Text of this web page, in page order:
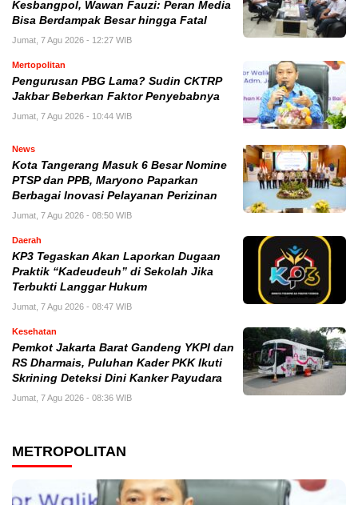
Kesbangpol, Wawan Fauzi: Peran Media
Bisa Berdampak Besar hingga Fatal
Jumat, 7 Agu 2026 - 12:27 WIB
Mertopolitan
Pengurusan PBG Lama? Sudin CKTRP
Jakbar Beberkan Faktor Penyebabnya
Jumat, 7 Agu 2026 - 10:44 WIB
News
Kota Tangerang Masuk 6 Besar Nomine
PTSP dan PPB, Maryono Paparkan
Berbagai Inovasi Pelayanan Perizinan
Jumat, 7 Agu 2026 - 08:50 WIB
Daerah
KP3 Tegaskan Akan Laporkan Dugaan
Praktik “Kadeudeuh” di Sekolah Jika
Terbukti Langgar Hukum
Jumat, 7 Agu 2026 - 08:47 WIB
Kesehatan
Pemkot Jakarta Barat Gandeng YKPI dan
RS Dharmais, Puluhan Kader PKK Ikuti
Skrining Deteksi Dini Kanker Payudara
Jumat, 7 Agu 2026 - 08:36 WIB
METROPOLITAN